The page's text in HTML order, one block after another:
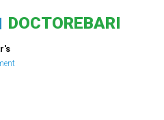
DOCTOREBARI